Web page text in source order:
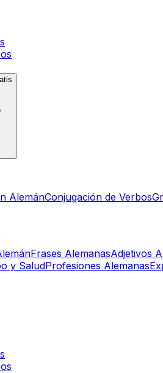
AlemánConjugación de Verbos
Frases AlemanasAdjetivos
y SaludProfesiones Alemanas